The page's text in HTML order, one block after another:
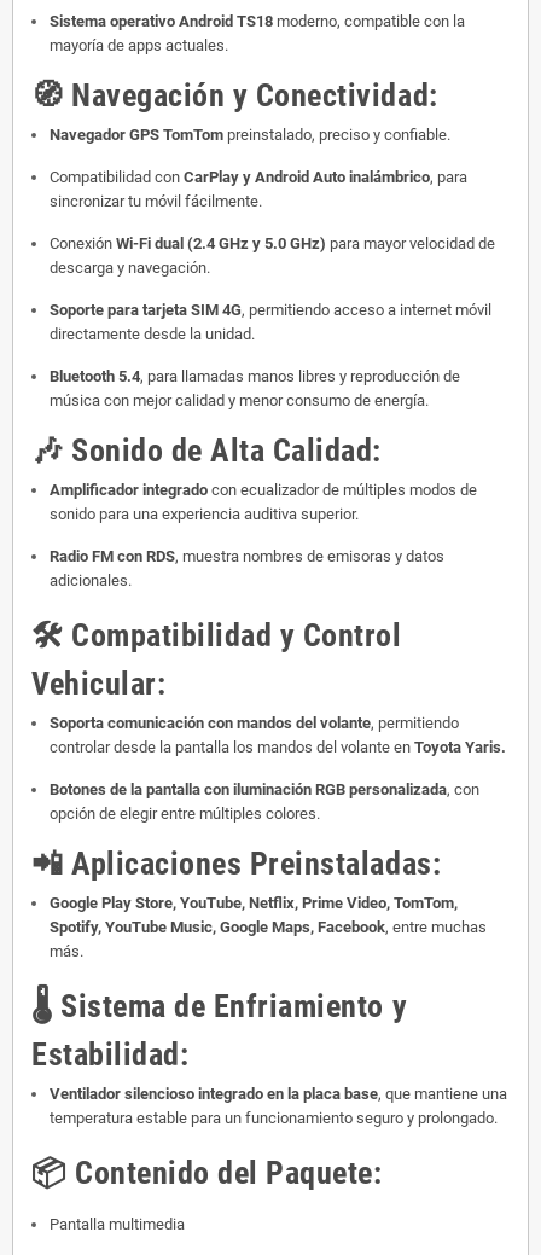
Sistema operativo Android TS18 moderno, compatible con la
mayoría de apps actuales.
🧭 Navegación y Conectividad:
Navegador GPS TomTom preinstalado, preciso y confiable.
Compatibilidad con CarPlay y Android Auto inalámbrico, para
sincronizar tu móvil fácilmente.
Conexión Wi-Fi dual (2.4 GHz y 5.0 GHz) para mayor velocidad de
descarga y navegación.
Soporte para tarjeta SIM 4G, permitiendo acceso a internet móvil
directamente desde la unidad.
Bluetooth 5.4, para llamadas manos libres y reproducción de
música con mejor calidad y menor consumo de energía.
🎶 Sonido de Alta Calidad:
Amplificador integrado con ecualizador de múltiples modos de
sonido para una experiencia auditiva superior.
Radio FM con RDS, muestra nombres de emisoras y datos
adicionales.
🛠️ Compatibilidad y Control
Vehicular:
Soporta comunicación con mandos del volante, permitiendo
controlar desde la pantalla los mandos del volante en Toyota Yaris.
Botones de la pantalla con iluminación RGB personalizada, con
opción de elegir entre múltiples colores.
📲Aplicaciones Preinstaladas:
Google Play Store, YouTube, Netflix, Prime Video, TomTom,
Spotify, YouTube Music, Google Maps, Facebook, entre muchas
más.
🌡️ Sistema de Enfriamiento y
Estabilidad:
Ventilador silencioso integrado en la placa base, que mantiene una
temperatura estable para un funcionamiento seguro y prolongado.
📦 Contenido del Paquete:
Pantalla multimedia